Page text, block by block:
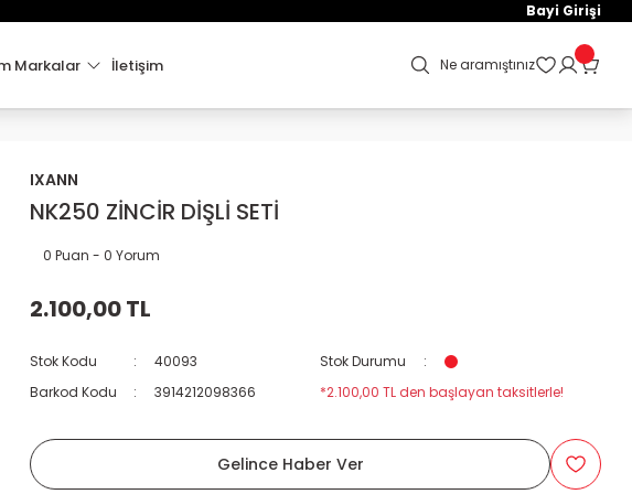
!
Bayi Girişi
Markalar İletişim Ne aramıştınız
IXANN
NK250 ZİNCİR DİŞLİ SETİ
0 Puan - 0 Yorum
2.100,00 TL
Stok Kodu 40093
Stok Durumu
Barkod Kodu
3914212098366 *2.100,00 TL den başlayan taksitlerle!
Gelince Haber Ver